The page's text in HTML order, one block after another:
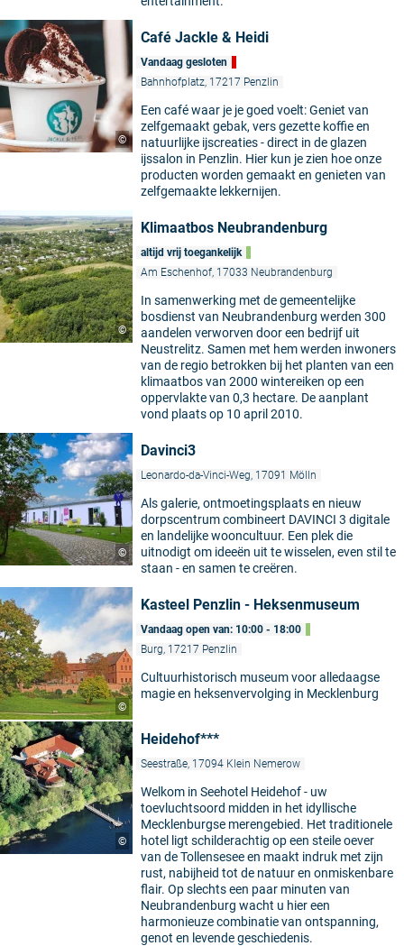
©
Café Jackle & Heidi
Vandaag gesloten
Bahnhofplatz, 17217 Penzlin
Een café waar je je goed voelt: Geniet van
zelfgemaakt gebak, vers gezette koffie en
natuurlijke ijscreaties - direct in de glazen
ijssalon in Penzlin. Hier kun je zien hoe onze
producten worden gemaakt en genieten van
zelfgemaakte lekkernijen.
©
Klimaatbos Neubrandenburg
altijd vrij toegankelijk
Am Eschenhof, 17033 Neubrandenburg
In samenwerking met de gemeentelijke
bosdienst van Neubrandenburg werden 300
aandelen verworven door een bedrijf uit
Neustrelitz. Samen met hem werden inwoners
van de regio betrokken bij het planten van een
klimaatbos van 2000 wintereiken op een
oppervlakte van 0,3 hectare. De aanplant
vond plaats op 10 april 2010.
©
Davinci3
Leonardo-da-Vinci-Weg, 17091 Mölln
Als galerie, ontmoetingsplaats en nieuw
dorpscentrum combineert DAVINCI 3 digitale
en landelijke wooncultuur. Een plek die
uitnodigt om ideeën uit te wisselen, even stil te
staan - en samen te creëren.
©
Kasteel Penzlin - Heksenmuseum
Vandaag open van: 10:00 - 18:00
Burg, 17217 Penzlin
Cultuurhistorisch museum voor alledaagse
magie en heksenvervolging in Mecklenburg
©
Heidehof***
Seestraße, 17094 Klein Nemerow
Welkom in Seehotel Heidehof - uw
toevluchtsoord midden in het idyllische
Mecklenburgse merengebied. Het traditionele
hotel ligt schilderachtig op een steile oever
van de Tollensesee en maakt indruk met zijn
rust, nabijheid tot de natuur en onmiskenbare
flair. Op slechts een paar minuten van
Neubrandenburg wacht u hier een
harmonieuze combinatie van ontspanning,
genot en levende geschiedenis.